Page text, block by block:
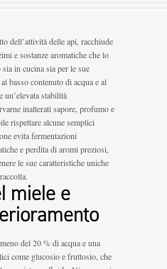
dell’attività delle api, racchiude
e sostanze aromatiche che lo
in cucina sia per le sue
basso contenuto di acqua e al
un’elevata stabilità
inalterati sapore, profumo e
rispettare alcune semplici
evita fermentazioni
e perdita di aromi preziosi,
le sue caratteristiche uniche
miele e
del 20 % di acqua e una
come glucosio e fruttosio, che